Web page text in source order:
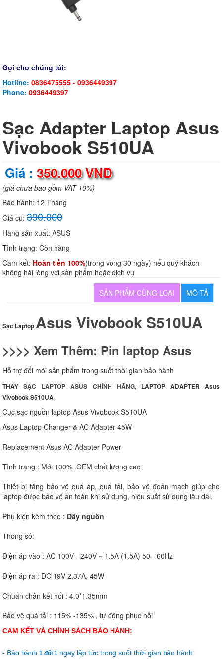
Gọi cho chúng tôi:
Hotline: 0836475555 - 0936449397
Phone: 0936449397
Sạc Adapter Laptop Asus
Vivobook S510UA
Giá : 350.000 VND
(giá chưa bao gồm VAT 10%)
Bảo hành: 12 Tháng
Giá cũ: 390.000
Hãng sản xuất: ASUS
Tình trạng: Còn hàng
Cam kết: Hoàn tiền 100%(trong vòng 30 ngày) nếu quý khách
không hài lòng với sản phẩm hoặc dịch vụ
MÔ TẢ
SẢN PHẨM CÙNG LOẠI
Sạc Laptop Asus Vivobook S510UA
>>>> Xem Thêm: Pin laptop Asus
Hỗ trợ đổi mới sản phẩm trong suốt thời gian bảo hành
THAYSẠC LAPTOP ASUS CHÍNH HÃNG, LAPTOP ADAPTER Asus
Vivobook S510UA
Cục sạc nguồn laptop Asus Vivobook S510UA
Asus Laptop Changer & AC Adapter 45W
Replacement Asus AC Adapter Power
Tình trạng : Mới 100% .OEM chất lượng cao
Thiết bị tăng bảo vệ quá áp, quá tải, bảo vệ đoản mạch giúp cho
laptop được bảo vệ an toàn khi sử dụng, hiệu suất sử dụng lâu dài.
Phụ kiện kèm theo : Dây nguồn
Thông số:
Điện áp vào : AC 100V - 240V ~ 1.5A (1.5A) 50 - 60Hz
Điện áp ra : DC 19V 2.37A, 45W
Chuẩn chân kết nối : 4.0*1.35mm
Bảo vệ quá tải : 115% -135% , tự động phục hồi
CAM KẾT VÀ CHÍNH SÁCH BẢO HÀNH:
- Bảo hành 1 đổi 1 ngay lập tức trong suốt thời gian bảo hành.